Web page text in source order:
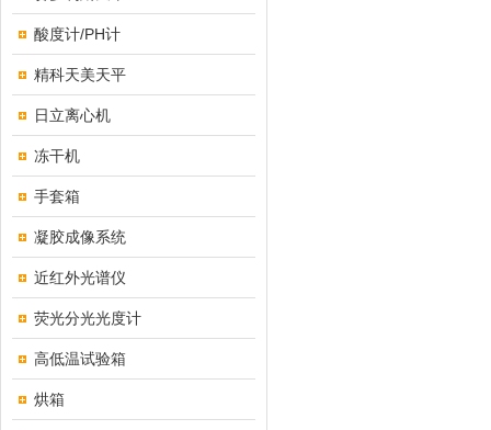
酸度计/PH计
精科天美天平
日立离心机
冻干机
手套箱
凝胶成像系统
近红外光谱仪
荧光分光光度计
高低温试验箱
烘箱